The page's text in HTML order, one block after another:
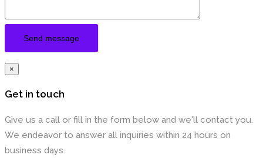
×
Get in touch
Give us a call or fill in the form below and we'll contact you.
We endeavor to answer all inquiries within 24 hours on
business days.